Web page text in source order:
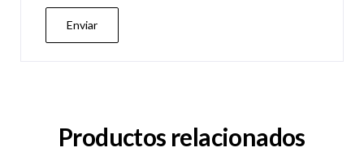
Productos relacionados